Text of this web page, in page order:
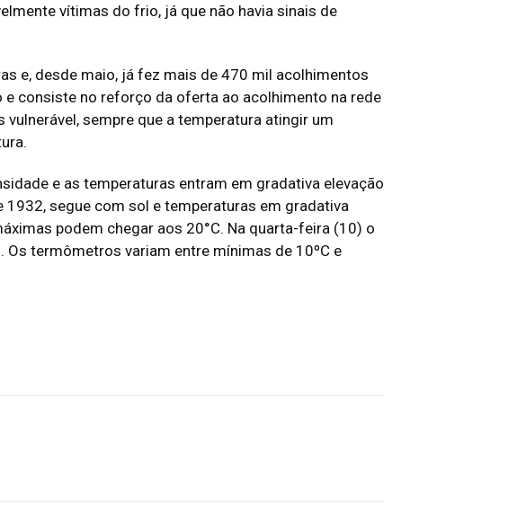
vítimas do frio, já que não havia sinais de
e, desde maio, já fez mais de 470 mil acolhimentos
e consiste no reforço da oferta ao acolhimento na rede
sempre que a temperatura atingir um
e as temperaturas entram em gradativa elevação
segue com sol e temperaturas em gradativa
podem chegar aos 20°C. Na quarta-feira (10) o
termômetros variam entre mínimas de 10ºC e